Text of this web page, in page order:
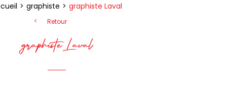
graphiste graphiste Laval
Retour
graphiste Laval